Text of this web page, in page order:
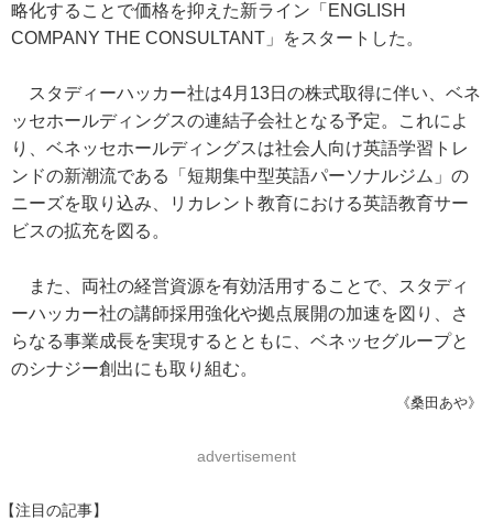
略化することで価格を抑えた新ライン「ENGLISH
COMPANY THE CONSULTANT」をスタートした。
スタディーハッカー社は4月13日の株式取得に伴い、ベネ
ッセホールディングスの連結子会社となる予定。これによ
り、ベネッセホールディングスは社会人向け英語学習トレ
ンドの新潮流である「短期集中型英語パーソナルジム」の
ニーズを取り込み、リカレント教育における英語教育サー
ビスの拡充を図る。
また、両社の経営資源を有効活用することで、スタディ
ーハッカー社の講師採用強化や拠点展開の加速を図り、さ
らなる事業成長を実現するとともに、ベネッセグループと
のシナジー創出にも取り組む。
《桑田あや》
advertisement
【注目の記事】